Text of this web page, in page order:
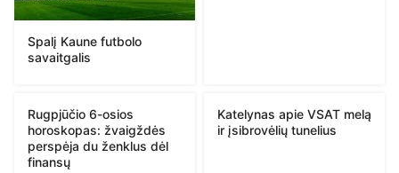
Spalį Kaune futbolo
savaitgalis
Rugpjūčio 6-osios
horoskopas: žvaigždės
perspėja du ženklus dėl
finansų
Katelynas apie VSAT melą
ir įsibrovėlių tunelius